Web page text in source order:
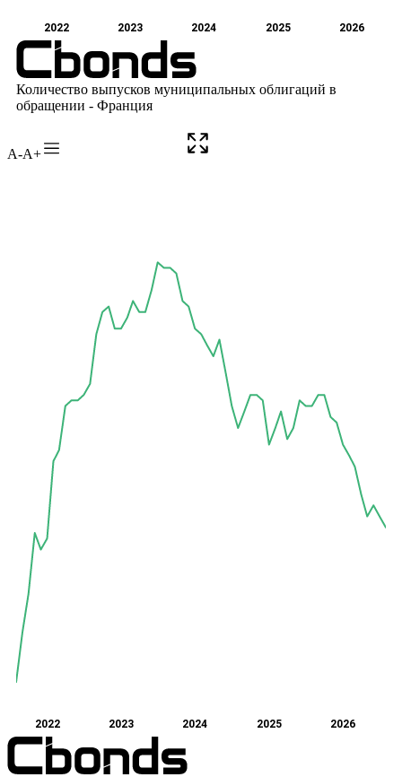
A-A+
2022 2023 2024 2025 2026